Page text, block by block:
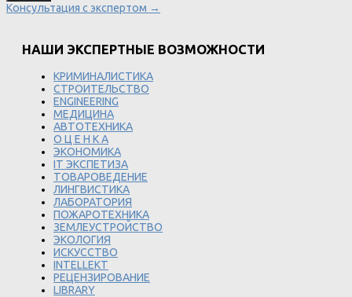
Консультация с экспертом →
НАШИ ЭКСПЕРТНЫЕ ВОЗМОЖНОСТИ
КРИМИНАЛИСТИКА
СТРОИТЕЛЬСТВО
ENGINEERING
МЕДИЦИНА
АВТОТЕХНИКА
О Ц Е Н К А
ЭКОНОМИКА
IT ЭКСПЕТИЗА
ТОВАРОВЕДЕНИЕ
ЛИНГВИСТИКА
ЛАБОРАТОРИЯ
ПОЖАРОТЕХНИКА
ЗЕМЛЕУСТРОЙСТВО
ЭКОЛОГИЯ
ИСКУССТВО
INTELLEKT
РЕЦЕНЗИРОВАНИЕ
LIBRARY